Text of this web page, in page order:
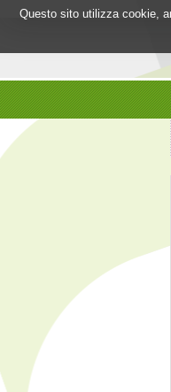
Questo sito utilizza cookie,